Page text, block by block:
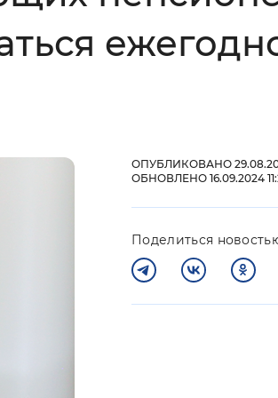
ОПУБЛИКОВАНО
ОБНОВЛЕНО 16.09.2024
Поделиться